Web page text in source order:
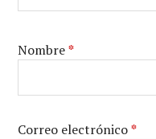
Nombre*
Correo electrónico*